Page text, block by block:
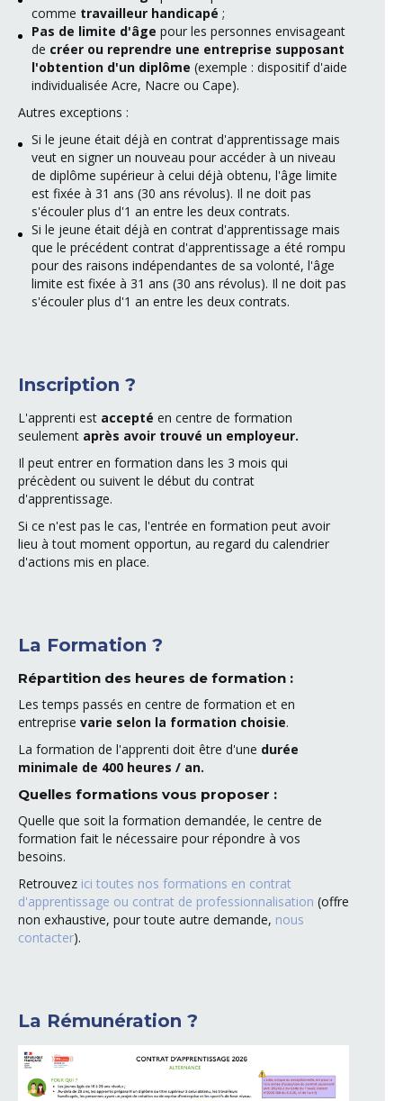
comme travailleur handicapé ;
Pas de limite d'âge pour les personnes envisageant
de créer ou reprendre une entreprise supposant
l'obtention d'un diplôme (exemple : dispositif d'aide
individualisée Acre, Nacre ou Cape).
Autres exceptions :
Si le jeune était déjà en contrat d'apprentissage mais
veut en signer un nouveau pour accéder à un niveau
de diplôme supérieur à celui déjà obtenu, l'âge limite
est fixée à 31 ans (30 ans révolus). Il ne doit pas
s'écouler plus d'1 an entre les deux contrats.
Si le jeune était déjà en contrat d'apprentissage mais
que le précédent contrat d'apprentissage a été rompu
pour des raisons indépendantes de sa volonté, l'âge
limite est fixée à 31 ans (30 ans révolus). Il ne doit pas
s'écouler plus d'1 an entre les deux contrats.
Inscription ?
L'apprenti est accepté en centre de formation
seulement après avoir trouvé un employeur.
Il peut entrer en formation dans les 3 mois qui
précèdent ou suivent le début du contrat
d'apprentissage.
Si ce n'est pas le cas, l'entrée en formation peut avoir
lieu à tout moment opportun, au regard du calendrier
d'actions mis en place.
La Formation ?
Répartition des heures de formation :
Les temps passés en centre de formation et en
entreprise varie selon la formation choisie.
La formation de l'apprenti doit être d'une durée
minimale de 400 heures / an.
Quelles formations vous proposer :
Quelle que soit la formation demandée, le centre de
formation fait le nécessaire pour répondre à vos
besoins.
Retrouvez ici toutes nos formations en contrat
d'apprentissage ou contrat de professionnalisation (offre
non exhaustive, pour toute autre demande, nous
contacter).
La Rémunération ?